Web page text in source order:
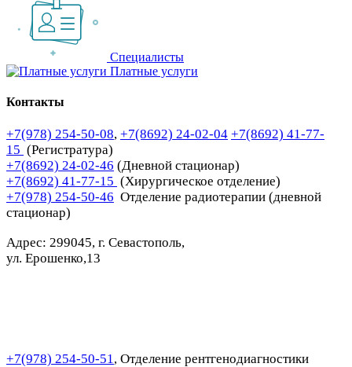
Специалисты
Платные услуги
Контакты
+7(978) 254-50-08, +7(8692) 24-02-04 +7(8692) 41-77-
15 (Регистратура)
+7(8692) 24-02-46 (Дневной стационар)
+7(8692) 41-77-15 (Хирургическое отделение)
+7(978) 254-50-46 Отделение радиотерапии (дневной
стационар)
Адрес: 299045, г. Севастополь,
ул. Ерошенко,13
+7(978) 254-50-51 , Отделение рентгенодиагностики